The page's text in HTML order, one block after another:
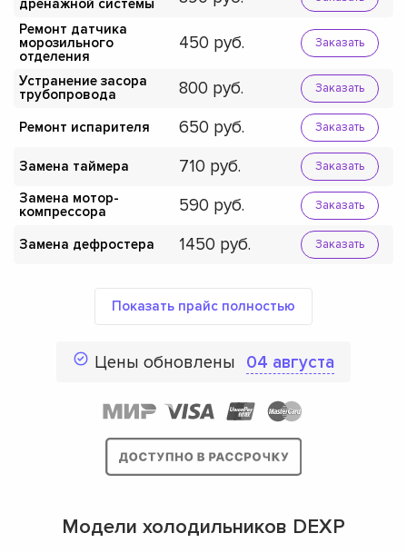
дренажной системы
Ремонт датчика
морозильного
отделения
450 Заказать
Устранение засора
трубопровода
800 Заказать
Ремонт испарителя 650 Заказать
Замена таймера 710 Заказать
Замена мотор-
компрессора
590 Заказать
Замена дефростера 1450 Заказать
Показать прайс полностью
Цены обновлены 04 августа
Модели холодильников DEXP